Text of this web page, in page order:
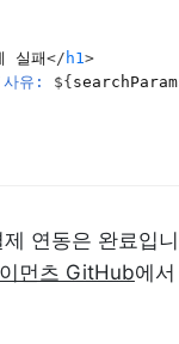
실패</ h1>
사유: ${
연동은 완료입
먼츠 GitHub에